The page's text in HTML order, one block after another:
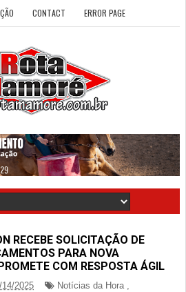
CONTACT ERROR PAGE
RECEBE SOLICITAÇÃO DE
PARA NOVA
COM RESPOSTA ÁGIL
14/2025 Notícias da Hora,